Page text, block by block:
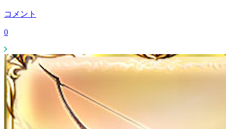
コメント
0